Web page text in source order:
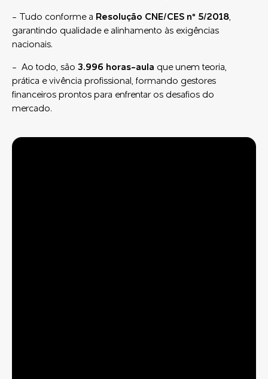
- Tudo conforme a Resolução CNE/CES nº 5/2018,
garantindo qualidade e alinhamento às exigências
nacionais.
- Ao todo, são 3.996 horas-aula que unem teoria,
prática e vivência profissional, formando gestores
financeiros prontos para enfrentar os desafios do
mercado.